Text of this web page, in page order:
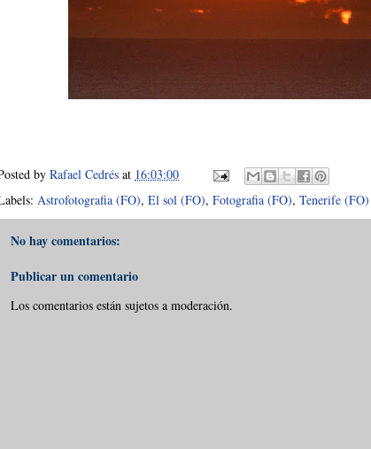
by Rafael Cedrés at 16:03:00
Astrofotografia (FO), El sol (FO), Fotografia (FO), Tenerife (FO)
No hay comentarios:
Publicar un comentario
Los comentarios están sujetos a moderación.